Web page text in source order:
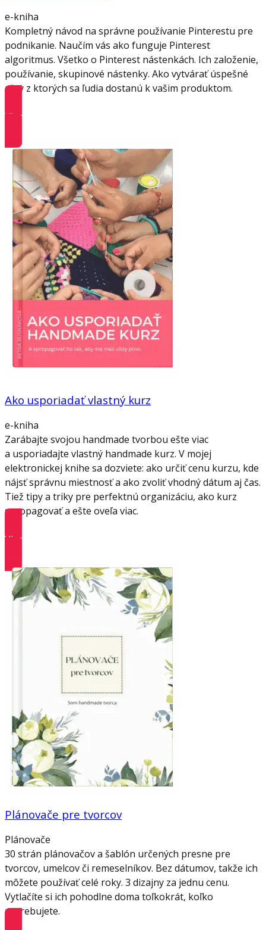
e-kniha
Kompletný návod na správne používanie Pinterestu pre
podnikanie. Naučím vás ako funguje Pinterest
algoritmus. Všetko o Pinterest nástenkách. Ich založenie,
používanie, skupinové nástenky. Ako vytvárať úspešné
piny z ktorých sa ľudia dostanú k vašim produktom.
Viac informácií
Ako usporiadať vlastný kurz
e-kniha
Zarábajte svojou handmade tvorbou ešte viac
a usporiadajte vlastný handmade kurz. V mojej
elektronickej knihe sa dozviete: ako určiť cenu kurzu, kde
nájsť správnu miestnosť a ako zvoliť vhodný dátum aj čas.
Tiež tipy a triky pre perfektnú organizáciu, ako kurz
spropagovať a ešte oveľa viac.
Viac informácií
Plánovače pre tvorcov
Plánovače
30 strán plánovačov a šablón určených presne pre
tvorcov, umelcov či remeselníkov. Bez dátumov, takže ich
môžete používať celé roky. 3 dizajny za jednu cenu.
Vytlačíte si ich pohodlne doma toľkokrát, koľko
potrebujete.